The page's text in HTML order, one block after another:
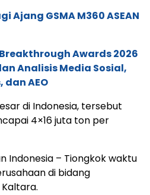
Ajang GSMA M360 ASEAN
Awards 2026
Analisis Media Sosial,
dan AEO
di Indonesia, tersebut
4×16 juta ton per
Indonesia – Tiongkok waktu
di bidang